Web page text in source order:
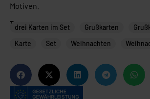
Motiven.
Tagsdrei Karten im Set Grußkarten
Karte
Set Weihnachten